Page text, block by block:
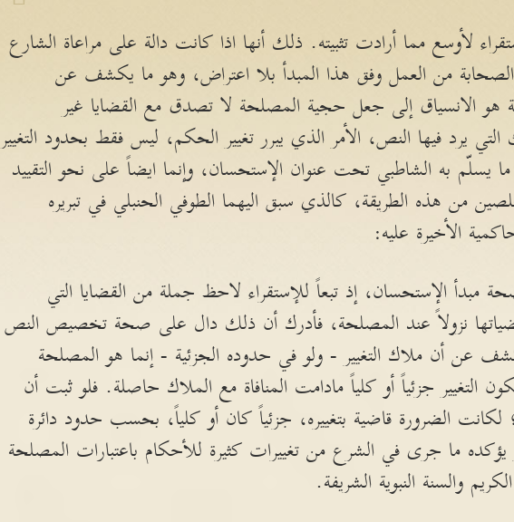
لأوسع مما أرادت تثبيته. ذلك أنها اذا كانت دالة على مراعاة الشارع
الصحابة من العمل وفق هذا المبدأ بلا اعتراض، وهو ما يكشف عن
هو الانسياق إلى جعل حجية المصلحة لا تصدق مع القضايا غير
يرد فيها النص، الأمر الذي يبرر تغيير الحكم، ليس فقط بحدود التغيير
به الشاطبي تحت عنوان الإستحسان، وإنما ايضاً على نحو التقييد
من هذه الطريقة، كالذي سبق اليهما الطوفي الحنبلي في تبريره
الأخيرة عليه:
الإستحسان، إذ تبعاً للإستقراء لاحظ جملة من القضايا التي
نزولاً عند المصلحة، فأدرك أن ذلك دال على صحة تخصيص النص
عن أن ملاك التغيير - ولو في حدوده الجزئية - إنما هو المصلحة
التغيير جزئياً أو كلياً مادامت المنافاة مع الملاك حاصلة. فلو ثبت أن
الضرورة قاضية بتغييره، جزئياً كان أو كلياً، بحسب حدود دائرة
ما جرى في الشرع من تغييرات كثيرة للأحكام باعتبارات المصلحة
والسنة النبوية الشريفة.